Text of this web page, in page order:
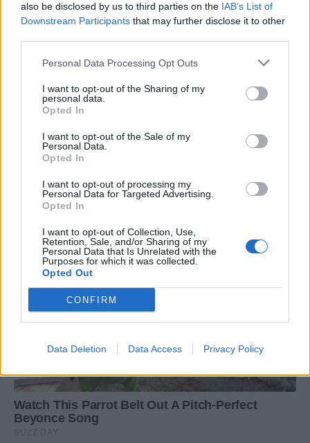
also be disclosed by us to third parties on the IAB’s List of
Downstream Participants that may further disclose it to other
Personal Data Processing Opt Outs
I want to opt-out of the Sharing of my
personal data.
Opted In
I want to opt-out of the Sale of my
Personal Data.
Opted In
I want to opt-out of processing my
Personal Data for Targeted Advertising.
Opted In
I want to opt-out of Collection, Use,
Retention, Sale, and/or Sharing of my
Personal Data that Is Unrelated with the
Purposes for which it was collected.
Opted Out
CONFIRM
Data Deletion Data Access Privacy Policy